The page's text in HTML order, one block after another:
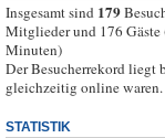
Insgesamt sind 179
Mitglieder und 176 Gäste
Minuten)
Der Besucherrekord liegt
gleichzeitig online waren.
STATISTIK